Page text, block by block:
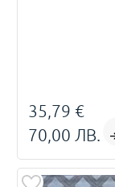
35,79 €
70,00 ЛВ.